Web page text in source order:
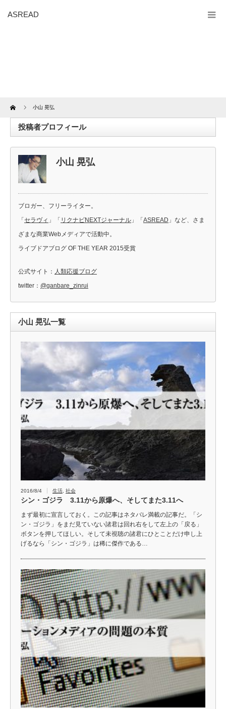
ASREAD
Home 小山 晃弘
投稿者プロフィール
小山 晃弘
ブロガー、フリーライター。
「 セラヴィ 」「 リクナビNEXTジャーナル 」「 ASREAD 」など、さま
ざまな商業Webメディアで活動中。
ライブドアブログ OF THE YEAR 2015受賞
公式サイト： 人類応援ブログ
twitter： @ganbare_zinrui
小山 晃弘一覧
2016/8/4 生活 社会
シン・ゴジラ 3.11から原爆へ、そしてまた3.11へ
まず最初に宣言しておく。この記事はネタバレ満載の記事だ。「シ
ン・ゴジラ」をまだ見ていない諸君は回れ右をして左上の「戻る」
ボタンを押してほしい。そして未視聴の諸君にひとことだけ申し上
げるなら「シン・ゴジラ」は稀に傑作である…